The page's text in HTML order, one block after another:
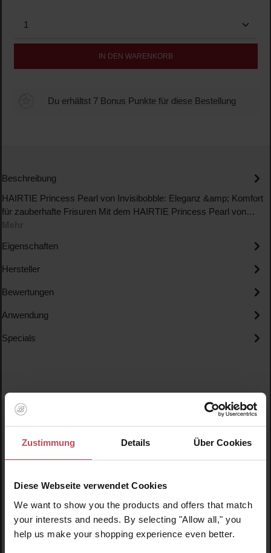
Zustimmung Details Über Cookies
Diese Webseite verwendet Cookies
We want to show you the products and offers that match
your interests and needs. By selecting "Allow all," you
help us make your shopping experience even better.
Produkt Anzahl: Gib den gewünschten Wert ein
IN DEN WARENKORB
Du erhältst 7 Bonus Punkte für diese Bestellung
Beschreibung
HAIRTIE Princess Pearl von Invisibobble: Eleganz &amp; Komfort
für zauberhafte Frisuren Mit dem HAIRTIE Princess Pearl von…
Mehr
Eigenschaften
Hersteller
Bewertungen
Anwendung
Specials